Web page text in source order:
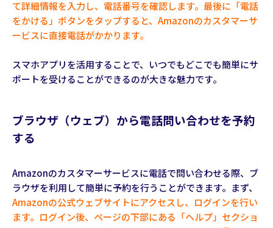
て詳細情報を入力し、電話番号を確認します。最後に「電話
をかける」ボタンをタップすると、Amazonのカスタマーサ
ービスに直接電話がかかります。
スマホアプリを活用することで、いつでもどこでも簡単にサ
ポートを受けることができるのが大きな魅力です。
ブラウザ（ウェブ）から電話問い合わせを予約
する
Amazonのカスタマーサービスに電話で問い合わせる際、ブ
ラウザを利用して簡単に予約を行うことができます。まず、
Amazonの公式ウェブサイトにアクセスし、ログインを行い
ます。ログイン後、ページの下部にある「ヘルプ」セクショ